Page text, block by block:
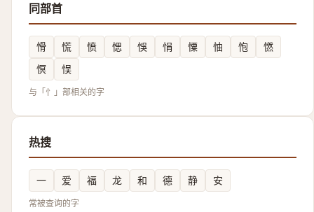
同部首
愲 慌 愤 愢 悞 悁 憟 怞 怉
㦓
慏
悮
与「忄」部相关的字
热搜
一 爱 福 龙 和 德 静 安
常被查询的字